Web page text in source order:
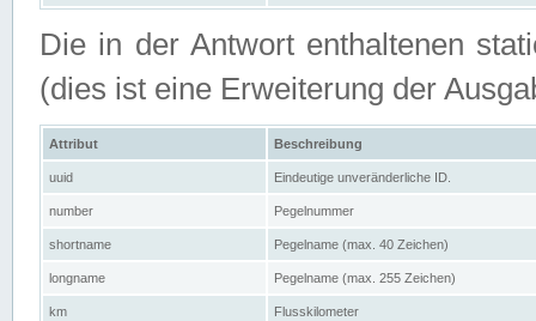
Die in der Antwort enthaltenen
(dies ist eine Erweiterung der
Attribut Beschreibung
uuid Eindeutige unveränderliche ID.
number Pegelnummer
shortname Pegelname (max. 40 Zeichen)
longname Pegelname (max. 255 Zeichen)
km Flusskilometer